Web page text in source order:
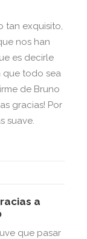
tan exquisito,
nos han
es decirle
que todo sea
de Bruno
gracias! Por
suave.
a
que pasar